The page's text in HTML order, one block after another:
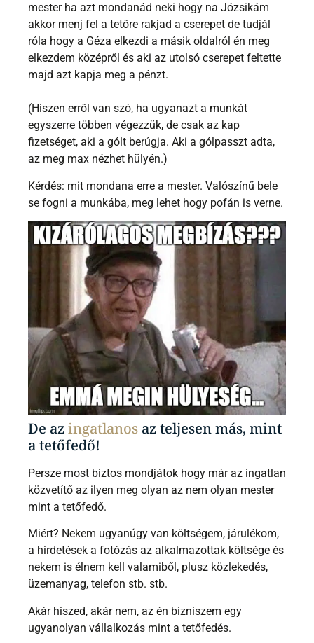
mester ha azt mondanád neki hogy na Józsikám
akkor menj fel a tetőre rakjad a cserepet de tudjál
róla hogy a Géza elkezdi a másik oldalról én meg
elkezdem középről és aki az utolsó cserepet feltette
majd azt kapja meg a pénzt.
(Hiszen erről van szó, ha ugyanazt a munkát
egyszerre többen végezzük, de csak az kap
fizetséget, aki a gólt berúgja. Aki a gólpasszt adta,
az meg max nézhet hülyén.)
Kérdés: mit mondana erre a mester. Valószínű bele
se fogni a munkába, meg lehet hogy pofán is verne.
De azingatlanos az teljesen más, mint
a tetőfedő!
Persze most biztos mondjátok hogy már az ingatlan
közvetítő az ilyen meg olyan az nem olyan mester
mint a tetőfedő.
Miért? Nekem ugyanúgy van költségem, járulékom,
a hirdetések a fotózás az alkalmazottak költsége és
nekem is élnem kell valamiből, plusz közlekedés,
üzemanyag, telefon stb. stb.
Akár hiszed, akár nem, az én bizniszem egy
ugyanolyan vállalkozás mint a tetőfedés.